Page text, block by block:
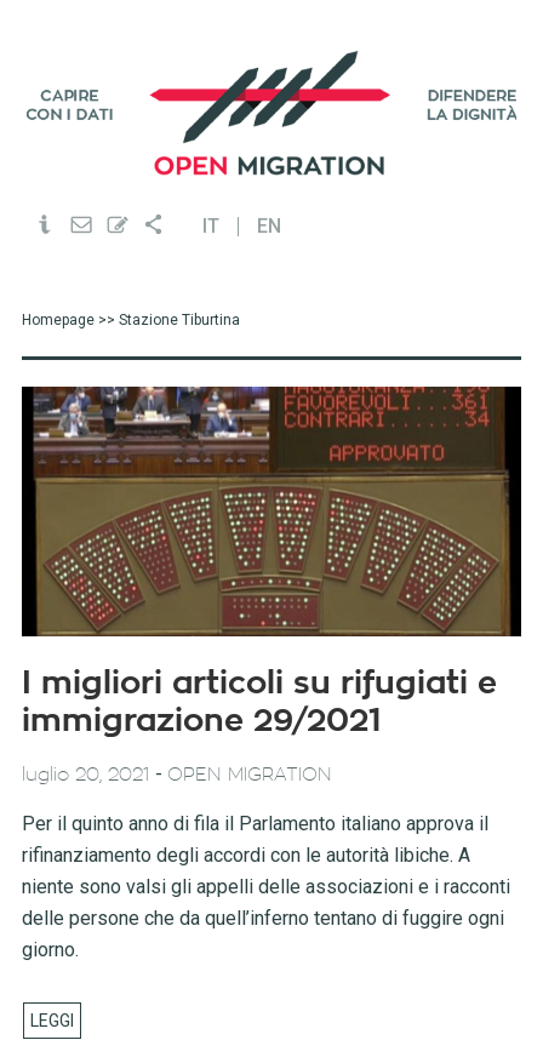
IT EN
Homepage>> Stazione Tiburtina
I migliori articoli su rifugiati e
immigrazione 29/2021
luglio 20, 2021 - OPEN MIGRATION
Per il quinto anno di fila il Parlamento italiano approva il
rifinanziamento degli accordi con le autorità libiche. A
niente sono valsi gli appelli delle associazioni e i racconti
delle persone che da quell’inferno tentano di fuggire ogni
giorno.